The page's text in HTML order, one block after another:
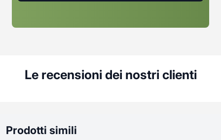
Le recensioni dei nostri clienti
Prodotti simili